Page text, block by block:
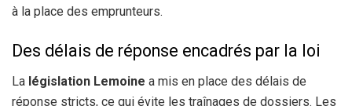
à la place des emprunteurs.
Des délais de réponse encadrés par la loi
La législation Lemoine a mis en place des délais de
réponse stricts, ce qui évite les traînages de dossiers. Les